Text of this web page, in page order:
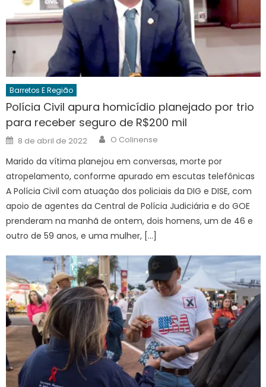
Barretos E Região
Polícia Civil apura homicídio planejado por trio
para receber seguro de R$200 mil
Posted
on
8 de abril de 2022 Author
O Colinense
Marido da vítima planejou em conversas, morte por
atropelamento, conforme apurado em escutas telefônicas
A Polícia Civil com atuação dos policiais da DIG e DISE, com
apoio de agentes da Central de Polícia Judiciária e do GOE
prenderam na manhã de ontem, dois homens, um de 46 e
outro de 59 anos, e uma mulher, […]